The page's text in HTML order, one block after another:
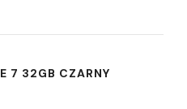
7 32GB CZARNY